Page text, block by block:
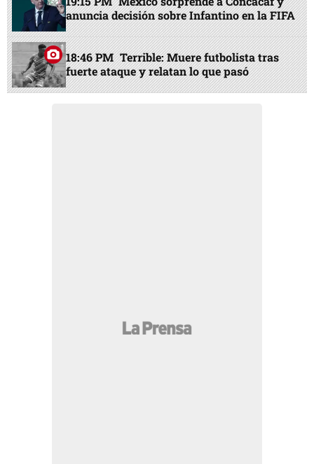
anuncia decisión sobre Infantino en la FIFA
18:46 PM Terrible: Muere futbolista tras
fuerte ataque y relatan lo que pasó